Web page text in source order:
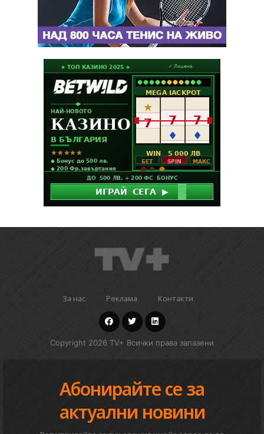
За нас Реклама Контакти
Copyright 2026 TV+ Всички права запазени
Абонирайте се за
актуални новини